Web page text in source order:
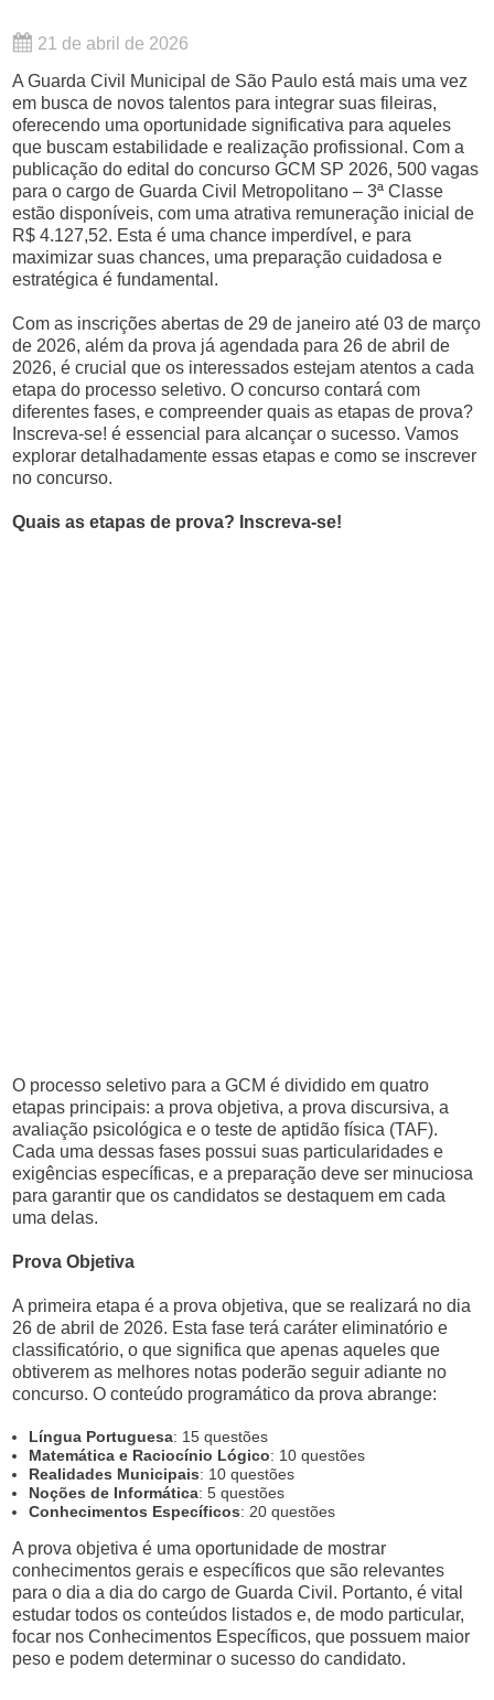
21 de abril de 2026
A Guarda Civil Municipal de São Paulo está mais uma vez
em busca de novos talentos para integrar suas fileiras,
oferecendo uma oportunidade significativa para aqueles
que buscam estabilidade e realização profissional. Com a
publicação do edital do concurso GCM SP 2026, 500 vagas
para o cargo de Guarda Civil Metropolitano – 3ª Classe
estão disponíveis, com uma atrativa remuneração inicial de
R$ 4.127,52. Esta é uma chance imperdível, e para
maximizar suas chances, uma preparação cuidadosa e
estratégica é fundamental.
Com as inscrições abertas de 29 de janeiro até 03 de março
de 2026, além da prova já agendada para 26 de abril de
2026, é crucial que os interessados estejam atentos a cada
etapa do processo seletivo. O concurso contará com
diferentes fases, e compreender quais as etapas de prova?
Inscreva-se! é essencial para alcançar o sucesso. Vamos
explorar detalhadamente essas etapas e como se inscrever
no concurso.
Quais as etapas de prova? Inscreva-se!
O processo seletivo para a GCM é dividido em quatro
etapas principais: a prova objetiva, a prova discursiva, a
avaliação psicológica e o teste de aptidão física (TAF).
Cada uma dessas fases possui suas particularidades e
exigências específicas, e a preparação deve ser minuciosa
para garantir que os candidatos se destaquem em cada
uma delas.
Prova Objetiva
A primeira etapa é a prova objetiva, que se realizará no dia
26 de abril de 2026. Esta fase terá caráter eliminatório e
classificatório, o que significa que apenas aqueles que
obtiverem as melhores notas poderão seguir adiante no
concurso. O conteúdo programático da prova abrange:
Língua Portuguesa: 15 questões
Matemática e Raciocínio Lógico: 10 questões
Realidades Municipais: 10 questões
Noções de Informática: 5 questões
Conhecimentos Específicos: 20 questões
A prova objetiva é uma oportunidade de mostrar
conhecimentos gerais e específicos que são relevantes
para o dia a dia do cargo de Guarda Civil. Portanto, é vital
estudar todos os conteúdos listados e, de modo particular,
focar nos Conhecimentos Específicos, que possuem maior
peso e podem determinar o sucesso do candidato.